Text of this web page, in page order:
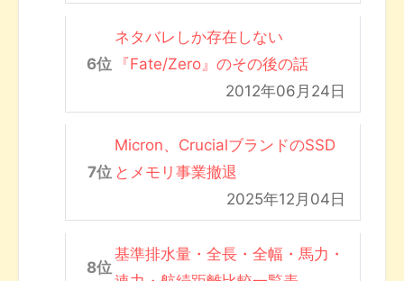
ネタバレしか存在しない
『Fate/Zero』のその後の話
2012年06月24日
Micron、CrucialブランドのSSD
とメモリ事業撤退
2025年12月04日
基準排水量・全長・全幅・馬力・